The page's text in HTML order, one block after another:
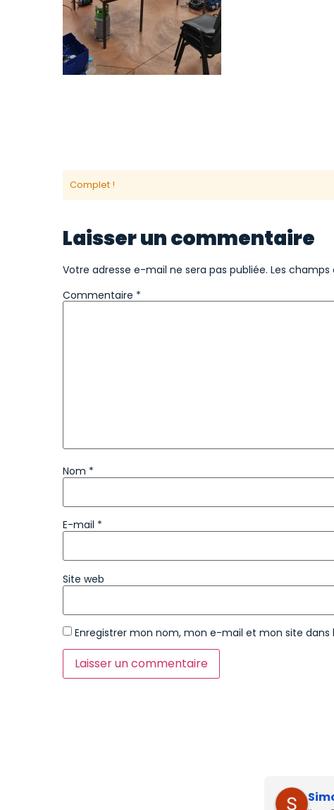
Complet !
Laisser un commentaire
Votre adresse e-mail ne sera pas publiée. Les champs
Commentaire *
Nom *
E-mail *
Site web
Enregistrer mon nom, mon e-mail et mon site